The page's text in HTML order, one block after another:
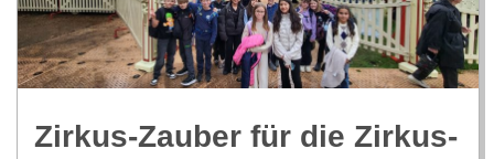
R
E
Zir­kus-Zau­ber für die Zir­kus-